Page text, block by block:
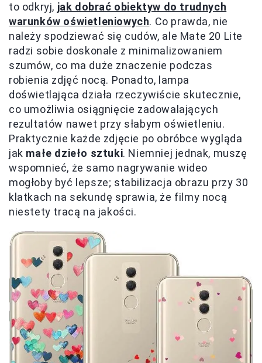
to odkryj, jak dobrać obiektyw do trudnych
warunków oświetleniowych. Co prawda, nie
należy spodziewać się cudów, ale Mate 20 Lite
radzi sobie doskonale z minimalizowaniem
szumów, co ma duże znaczenie podczas
robienia zdjęć nocą. Ponadto, lampa
doświetlająca działa rzeczywiście skutecznie,
co umożliwia osiągnięcie zadowalających
rezultatów nawet przy słabym oświetleniu.
Praktycznie każde zdjęcie po obróbce wygląda
jak małe dzieło sztuki. Niemniej jednak, muszę
wspomnieć, że samo nagrywanie wideo
mogłoby być lepsze; stabilizacja obrazu przy 30
klatkach na sekundę sprawia, że filmy nocą
niestety tracą na jakości.